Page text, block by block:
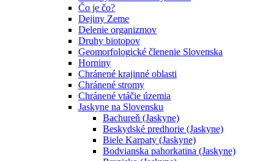
Čo je čo?
Dejiny Zeme
Delenie organizmov
Druhy biotopov
Geomorfologické členenie Slovenska
Horniny
Chránené krajinné oblasti
Chránené stromy
Chránené vtáčie územia
Jaskyne na Slovensku
Bachureň (Jaskyne)
Beskydské predhorie (Jaskyne)
Biele Karpaty (Jaskyne)
Bodvianska pahorkatina (Jaskyne)